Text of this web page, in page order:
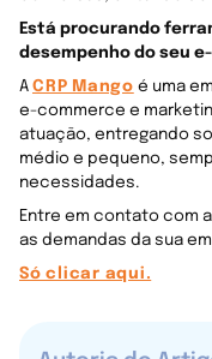
Está procurando
desempenho do seu
A CRP Mango é uma
e-commerce e
atuação, entregando
médio e pequeno,
necessidades.
Entre em contato com
as demandas da sua
Só clicar aqui.